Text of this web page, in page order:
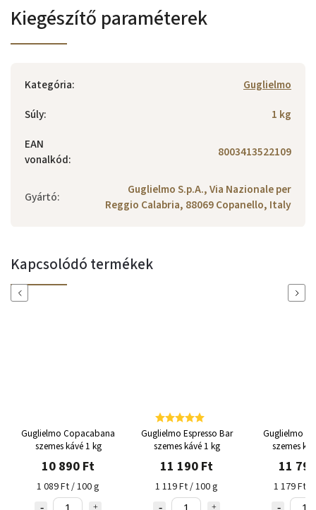
Kiegészítő paraméterek
Kategória:
Guglielmo
Súly:
1 kg
EAN
vonalkód: 8003413522109
Gyártó:
Guglielmo S.p.A., Via Nazionale per
Reggio Calabria, 88069 Copanello, Italy
Kapcsolódó termékek
Previous
Guglielmo Copacabana
szemes kávé 1 kg
10 890 Ft
1 089 Ft / 100 g
Guglielmo Espresso Bar
szemes kávé 1 kg
11 190 Ft
1 119 Ft / 100 g
Guglielmo
szemes
11
1 179 Ft /
Next